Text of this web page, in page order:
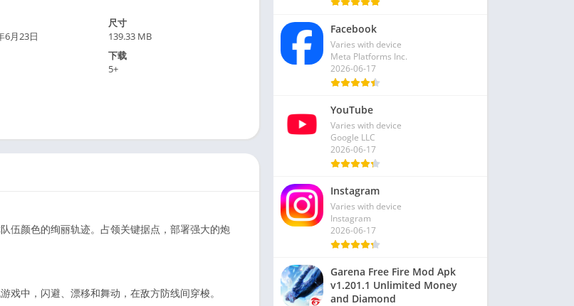
竞速游戏
策略游戏
6月23日
尺寸
139.33 MB
下载
5+
颜色的绚丽轨迹。占领关键据点，部署强大的炮
中，闪避、漂移和舞动，在敌方防线间穿梭。
Facebook
Varies with device
Meta Platforms Inc.
2026-06-17
YouTube
Varies with device
Google LLC
2026-06-17
Instagram
Varies with device
Instagram
2026-06-17
Garena Free Fire Mod Apk
v1.201.1 Unlimited Money
and Diamond